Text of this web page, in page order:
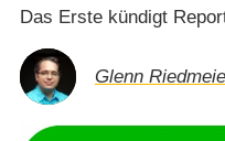
Das Erste kündigt
Glenn